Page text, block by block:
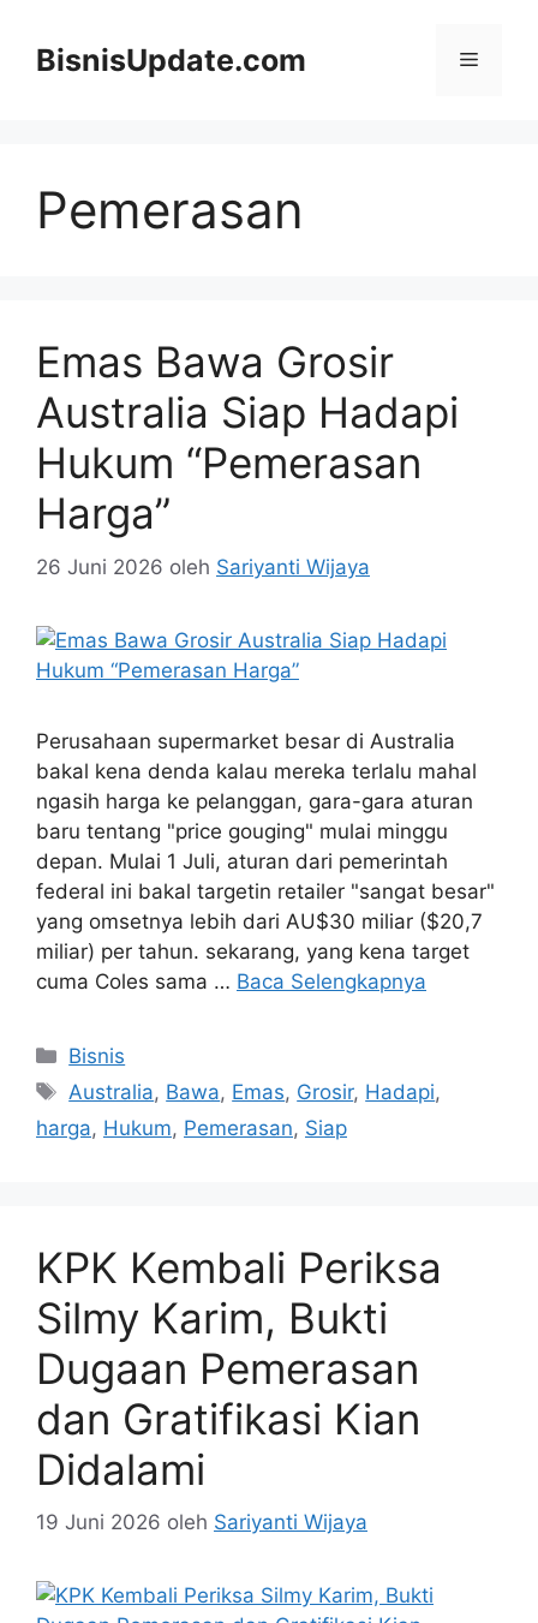
BisnisUpdate.com Menu
Pemerasan
Emas Bawa Grosir
Australia Siap Hadapi
Hukum “Pemerasan
Harga”
26 Juni 2026 oleh Sariyanti Wijaya
Perusahaan supermarket besar di Australia
bakal kena denda kalau mereka terlalu mahal
ngasih harga ke pelanggan, gara-gara aturan
baru tentang "price gouging" mulai minggu
depan. Mulai 1 Juli, aturan dari pemerintah
federal ini bakal targetin retailer "sangat besar"
yang omsetnya lebih dari AU$30 miliar ($20,7
miliar) per tahun. sekarang, yang kena target
cuma Coles sama … Baca Selengkapnya
Kategori
Bisnis
Tag
Australia, Bawa, Emas, Grosir, Hadapi,
harga, Hukum, Pemerasan, Siap
KPK Kembali Periksa
Silmy Karim, Bukti
Dugaan Pemerasan
dan Gratifikasi Kian
Didalami
19 Juni 2026 oleh Sariyanti Wijaya